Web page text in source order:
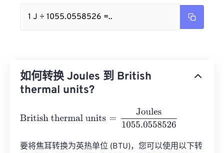
1 J ÷ 1055.0558526 =..
如何转换 Joules 到 British
thermal units?
British thermal units =Joules 1055.0558526
要将焦耳转换为英热单位 (BTU)，您可以使用以下转